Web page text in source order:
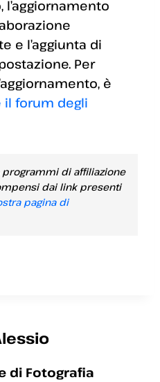
l’aggiornamento
e l’aggiunta di
Per
è
il forum degli
di affiliazione
dai link presenti
pagina di
di Fotografia